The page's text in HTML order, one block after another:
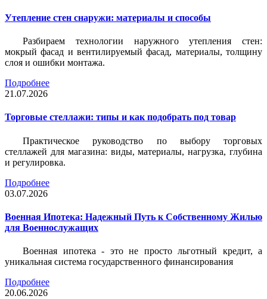
Утепление стен снаружи: материалы и способы
Разбираем технологии наружного утепления стен:
мокрый фасад и вентилируемый фасад, материалы, толщину
слоя и ошибки монтажа.
Подробнее
21.07.2026
Торговые стеллажи: типы и как подобрать под товар
Практическое руководство по выбору торговых
стеллажей для магазина: виды, материалы, нагрузка, глубина
и регулировка.
Подробнее
03.07.2026
Военная Ипотека: Надежный Путь к Собственному Жилью
для Военнослужащих
Военная ипотека - это не просто льготный кредит, а
уникальная система государственного финансирования
Подробнее
20.06.2026